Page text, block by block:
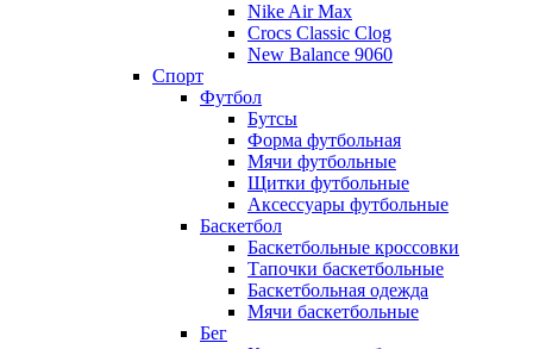
Nike Air Max
Crocs Classic Clog
New Balance 9060
Спорт
Футбол
Бутсы
Форма футбольная
Мячи футбольные
Щитки футбольные
Аксессуары футбольные
Баскетбол
Баскетбольные кроссовки
Тапочки баскетбольные
Баскетбольная одежда
Мячи баскетбольные
Бег